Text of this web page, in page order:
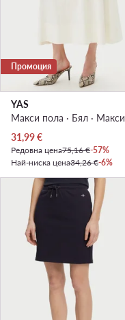
Промоция
YAS
Макси пола · Бял · Макси
Актуална цена
31,99€
Редовна цена75,16 €-57%
Най-ниска цена34,26 €-6%